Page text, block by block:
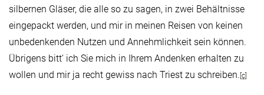
silbernen Gläser, die alle so zu sagen, in zwei Behältnisse
eingepackt werden, und mir in meinen Reisen von keinen
unbedenkenden Nutzen und Annehmlichkeit sein können.
Übrigens bitt‘ ich Sie mich in Ihrem Andenken erhalten zu
wollen und mir ja recht gewiss nach Triest zu schreiben. [c]